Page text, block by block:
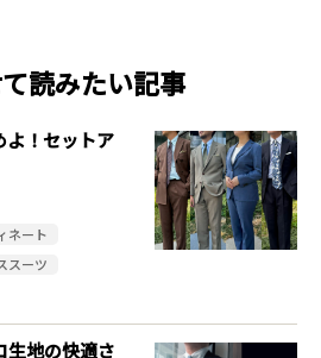
読みたい記事
よ！セットア
ネート
スーツ
生地の快適さ